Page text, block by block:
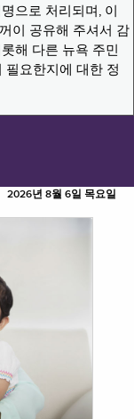
으로 처리되며, 이
이 공유해 주셔서 감
해 다른 뉴욕 주민
필요한지에 대한 정
2026년 8월 6일 목요일